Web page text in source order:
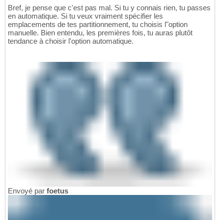
Bref, je pense que c'est pas mal. Si tu y connais rien, tu passes
en automatique. Si tu veux vraiment spécifier les
emplacements de tes partitionnement, tu choisis l"option
manuelle. Bien entendu, les premières fois, tu auras plutôt
tendance à choisir l'option automatique.
Envoyé par foetus